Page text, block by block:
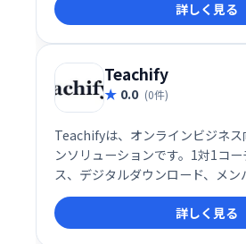
を効率化し、オンライン講座ビジ
トします。
詳しく見る
Teachify
0.0 (0件)
Teachifyは、オンラインビジネ
ンソリューションです。1対1コ
ス、デジタルダウンロード、メ
簡単に管理・販売できます。堅
ムを、手頃な価格で提供。あなた
ビジネスを成長させましょう！
詳しく見る